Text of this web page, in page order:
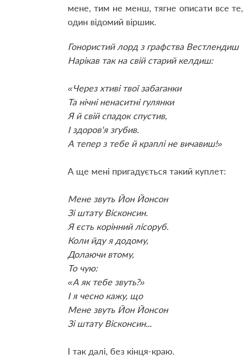
мене, тим не менш, тягне описати все те,
один відомий віршик.
Гонористий лорд з графства Вестлендиш
Нарікав так на свій старий келдиш:
«Через хтиві твої забаганки
Та нічні ненаситні гулянки
Я й свій спадок спустив,
І здоров'я згубив.
А тепер з тебе й краплі не вичавиш!»
А ще мені пригадується такий куплет:
Мене звуть Йон Йонсон
Зі штату Вісконсин.
Я єсть корінний лісоруб.
Коли йду я додому,
Долаючи втому,
То чую:
«А як тебе звуть?»
І я чесно кажу, що
Мене звуть Йон Йонсон
Зі штату Вісконсин...
І так далі, без кінця-краю.